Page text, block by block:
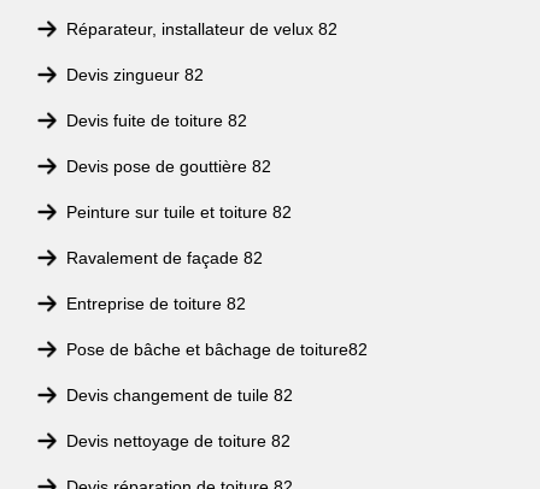
Réparateur, installateur de velux 82
Devis zingueur 82
Devis fuite de toiture 82
Devis pose de gouttière 82
Peinture sur tuile et toiture 82
Ravalement de façade 82
Entreprise de toiture 82
Pose de bâche et bâchage de toiture82
Devis changement de tuile 82
Devis nettoyage de toiture 82